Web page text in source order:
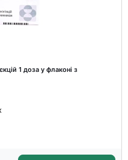
1 доза у флаконі з